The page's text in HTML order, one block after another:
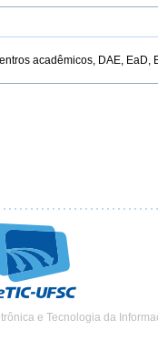
acadêmicos, DAE,
e Tecnologia da